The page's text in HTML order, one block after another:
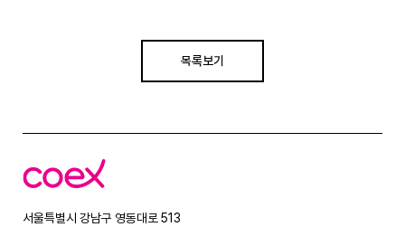
목록보기
코
엑
서울특별시 강남구 영동대로 513